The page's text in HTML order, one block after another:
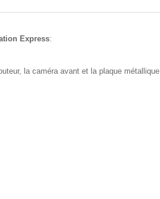
Express:
la caméra avant et la plaque métallique